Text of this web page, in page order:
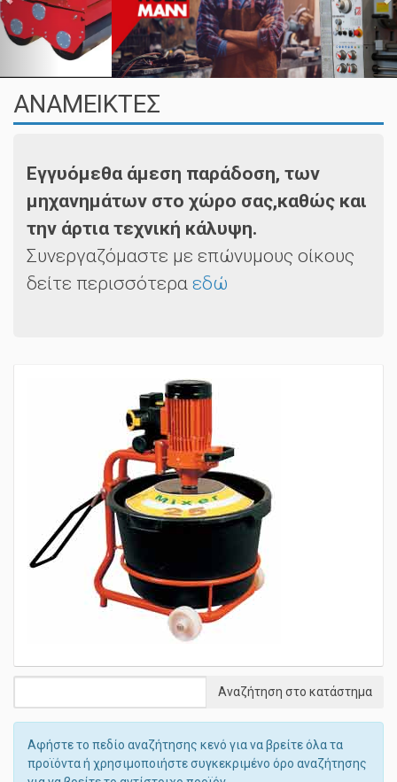
ΑΝΑΜΕΙΚΤΕΣ
Εγγυόμεθα άμεση παράδοση, των
μηχανημάτων στο χώρο σας,καθώς και
την άρτια τεχνική κάλυψη.
Συνεργαζόμαστε με επώνυμους οίκους
δείτε περισσότερα εδώ
Αφήστε το πεδίο αναζήτησης κενό για να βρείτε όλα τα
προϊόντα ή χρησιμοποιήστε συγκεκριμένο όρο αναζήτησης